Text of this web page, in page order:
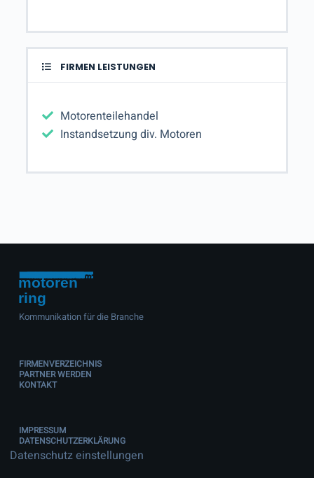
FIRMEN LEISTUNGEN
Motorenteilehandel
Instandsetzung div. Motoren
Kommunikation für die Branche
FIRMENVERZEICHNIS
PARTNER WERDEN
KONTAKT
IMPRESSUM
DATENSCHUTZERKLÄRUNG
Datenschutz einstellungen